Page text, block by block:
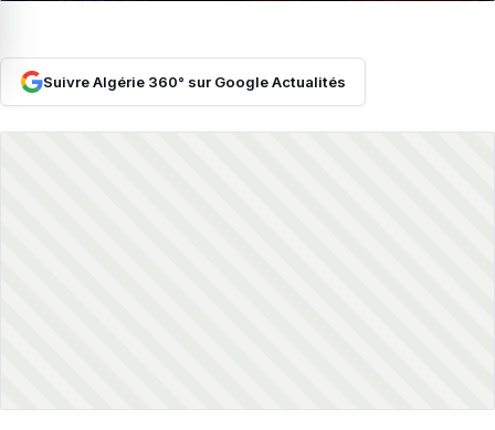
Suivre Algérie 360° sur Google Actualités